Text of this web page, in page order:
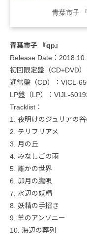
青葉市子
青葉市子 『qp』
Release Date：
初回限定盤（CD+DVD
通常盤（CD）：VICL-
LP盤（LP）：VIJL-
Tracklist：
1. 夜明けのジュリアの
2. テリフリアメ
3. 月の丘
4. みなしごの雨
5. 誰かの世界
6. 卯月の朧唄
7. 水辺の妖精
8. 妖精の手招き
9. 羊のアンソニー
10. 海辺の葬列